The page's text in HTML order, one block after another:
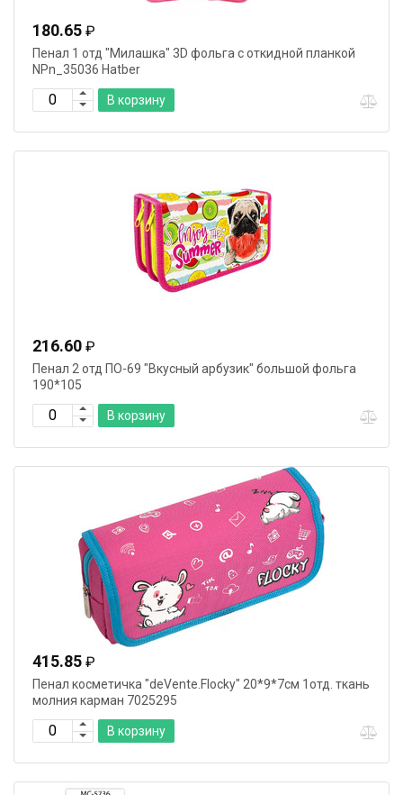
180.65 ₽
Пенал 1 отд "Милашка" 3D фольга с откидной планкой
NPn_35036 Hatber
В корзину
216.60 ₽
Пенал 2 отд ПО-69 "Вкусный арбузик" большой фольга
190*105
В корзину
415.85 ₽
Пенал косметичка "deVente.Flocky" 20*9*7см 1отд. ткань
молния карман 7025295
В корзину